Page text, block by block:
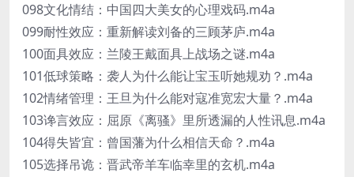
098文化情结：中国四大美女的心理戏码.m4a
099耐性效应：重新解读刘备的三顾茅庐.m4a
100面具效应：兰陵王戴面具上战场之谜.m4a
101低球策略：袭人为什么能让宝玉听她规劝？.m4a
102情绪管理：王旦为什么能对寇准宽宏大量？.m4a
103谗言效应：屈原《离骚》里所透漏的人性讯息.m4a
104得失皆宜：曾国藩为什么相信天命？.m4a
105选择吊诡：晋武帝羊车临幸里的玄机.m4a